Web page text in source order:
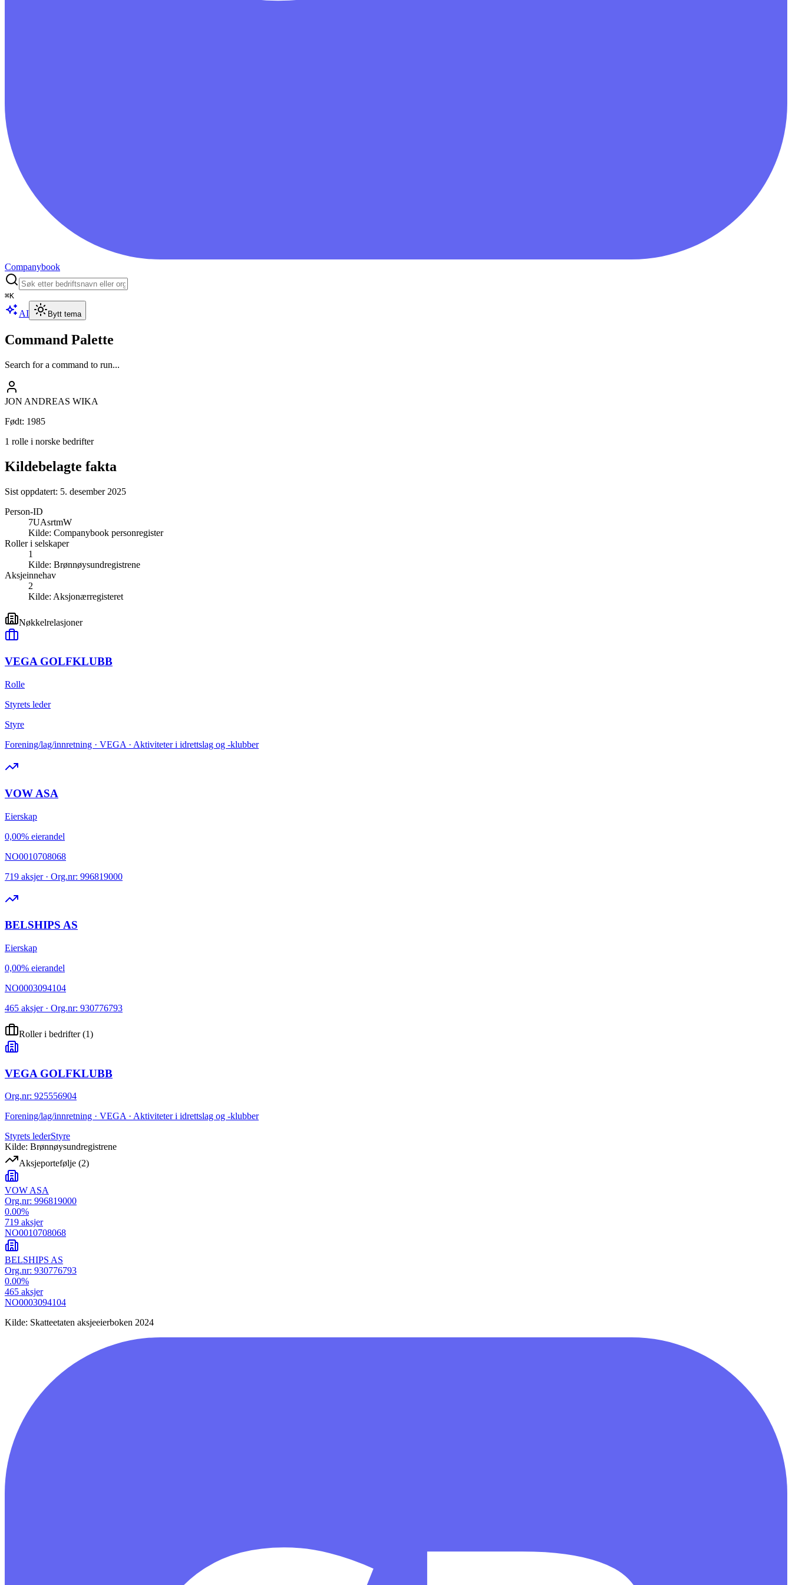
Companybook
⌘K
AI Bytt tema
Command Palette
Search for a command to run...
JON ANDREAS WIKA
Født: 1985
1 rolle i norske bedrifter
Kildebelagte fakta
Sist oppdatert: 5. desember 2025
Person-ID
7UAsrtmW
Kilde: Companybook personregister
Roller i selskaper
1
Kilde: Brønnøysundregistrene
Aksjeinnehav
2
Kilde: Aksjonærregisteret
Nøkkelrelasjoner
VEGA GOLFKLUBB
Rolle
Styrets leder
Styre
Forening/lag/innretning · VEGA · Aktiviteter i idrettslag og -klubber
VOW ASA
Eierskap
0,00% eierandel
NO0010708068
719 aksjer · Org.nr: 996819000
BELSHIPS AS
Eierskap
0,00% eierandel
NO0003094104
465 aksjer · Org.nr: 930776793
Roller i bedrifter(1)
VEGA GOLFKLUBB
Org.nr: 925556904
Forening/lag/innretning · VEGA · Aktiviteter i idrettslag og -klubber
Styrets lederStyre
Kilde: Brønnøysundregistrene
Aksjeportefølje (2)
VOW ASA
Org.nr: 996819000
0.00%
719 aksjer
NO0010708068
BELSHIPS AS
Org.nr: 930776793
0.00%
465 aksjer
NO0003094104
Kilde: Skatteetaten aksjeeierboken 2024